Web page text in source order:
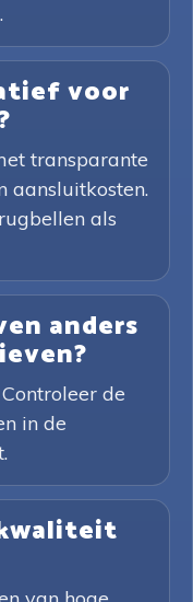
voor
transparante
aansluitkosten.
als
anders
de
in de